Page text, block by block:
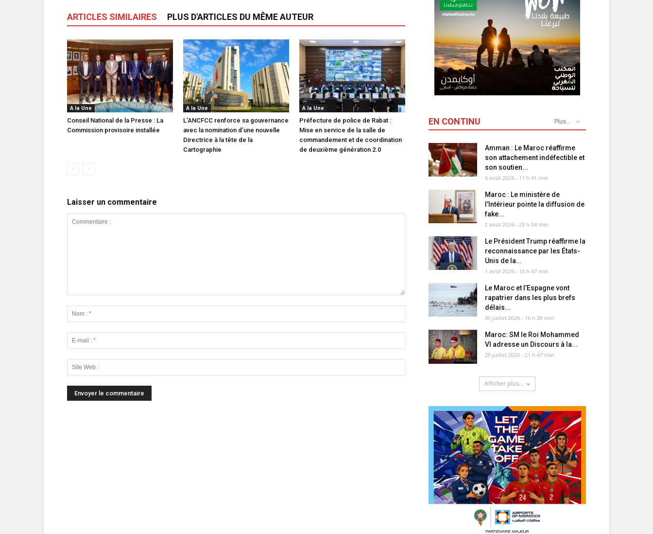
ARTICLES SIMILAIRES PLUS D'ARTICLES DU MÊME AUTEUR
A la Une
Conseil National de la Presse : La
Commission provisoire installée
A la Une
L’ANCFCC renforce sa gouvernance
avec la nomination d’une nouvelle
Directrice à la tête de la
Cartographie
A la Une
Préfecture de police de Rabat :
Mise en service de la salle de
commandement et de coordination
de deuxième génération 2.0
Laisser un commentaire
EN CONTINU Plus...
Amman : Le Maroc réaffirme
son attachement indéfectible et
son soutien...
6 août 2026 - 11 h 41 min
Maroc : Le ministère de
l’Intérieur pointe la diffusion de
fake...
2 août 2026 - 23 h 04 min
Le Président Trump réaffirme la
reconnaissance par les États-
Unis de la...
1 août 2026 - 13 h 47 min
Le Maroc et l’Espagne vont
rapatrier dans les plus brefs
délais...
30 juillet 2026 - 16 h 28 min
Maroc: SM le Roi Mohammed
VI adresse un Discours à la...
29 juillet 2026 - 21 h 47 min
Afficher plus...